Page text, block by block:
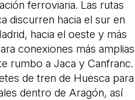
ferroviaria. Las rutas
discurren hacia el sur en
hacia el oeste y más
conexiones más amplias
rumbo a Jaca y Canfranc.
de tren de Huesca para
dentro de Aragón, así